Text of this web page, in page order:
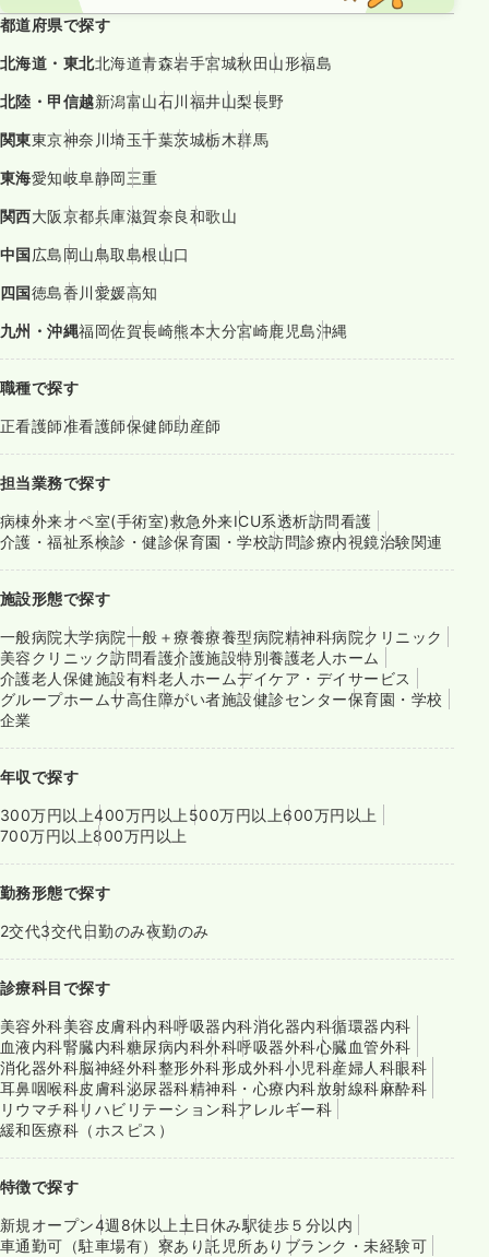
都道府県で探す
北海道・東北北海道青森岩手宮城秋田山形福島
北陸・甲信越新潟富山石川福井山梨長野
関東東京神奈川埼玉千葉茨城栃木群馬
東海愛知岐阜静岡三重
関西大阪京都兵庫滋賀奈良和歌山
中国広島岡山鳥取島根山口
四国徳島香川愛媛高知
九州・沖縄福岡佐賀長崎熊本大分宮崎鹿児島沖縄
職種で探す
正看護師准看護師保健師助産師
担当業務で探す
病棟外来オペ室(手術室)救急外来ICU系透析訪問看護
介護・福祉系検診・健診保育園・学校訪問診療内視鏡治験関連
施設形態で探す
一般病院大学病院一般＋療養療養型病院精神科病院クリニック
美容クリニック訪問看護介護施設特別養護老人ホーム
介護老人保健施設有料老人ホームデイケア・デイサービス
グループホームサ高住障がい者施設健診センター保育園・学校
企業
年収で探す
300万円以上400万円以上 500万円以上600万円以上
700万円以上800万円以上
勤務形態で探す
2交代3交代日勤のみ夜勤のみ
診療科目で探す
美容外科美容皮膚科内科呼吸器内科消化器内科循環器内科
血液内科腎臓内科糖尿病内科外科呼吸器外科心臓血管外科
消化器外科脳神経外科整形外科形成外科小児科産婦人科眼科
耳鼻咽喉科皮膚科泌尿器科精神科・心療内科放射線科麻酔科
リウマチ科リハビリテーション科アレルギー科
緩和医療科（ホスピス）
特徴で探す
新規オープン4週8休以上 土日休み駅徒歩５分以内
車通勤可（駐車場有） 寮あり託児所あり ブランク・未経験可